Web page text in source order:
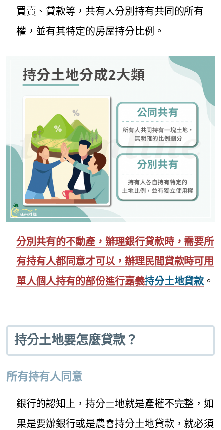
買賣、貸款等，共有人分別持有共同的所有
權，並有其特定的房屋持分比例。
分別共有的不動產，辦理銀行貸款時，需要所
有持有人都同意才可以，辦理民間貸款時可用
單人個人持有的部份進行嘉義持分土地貸款 。
持分土地要怎麼貸款？
所有持有人同意
銀行的認知上，持分土地就是產權不完整，如
果是要辦銀行或是農會持分土地貸款，就必須